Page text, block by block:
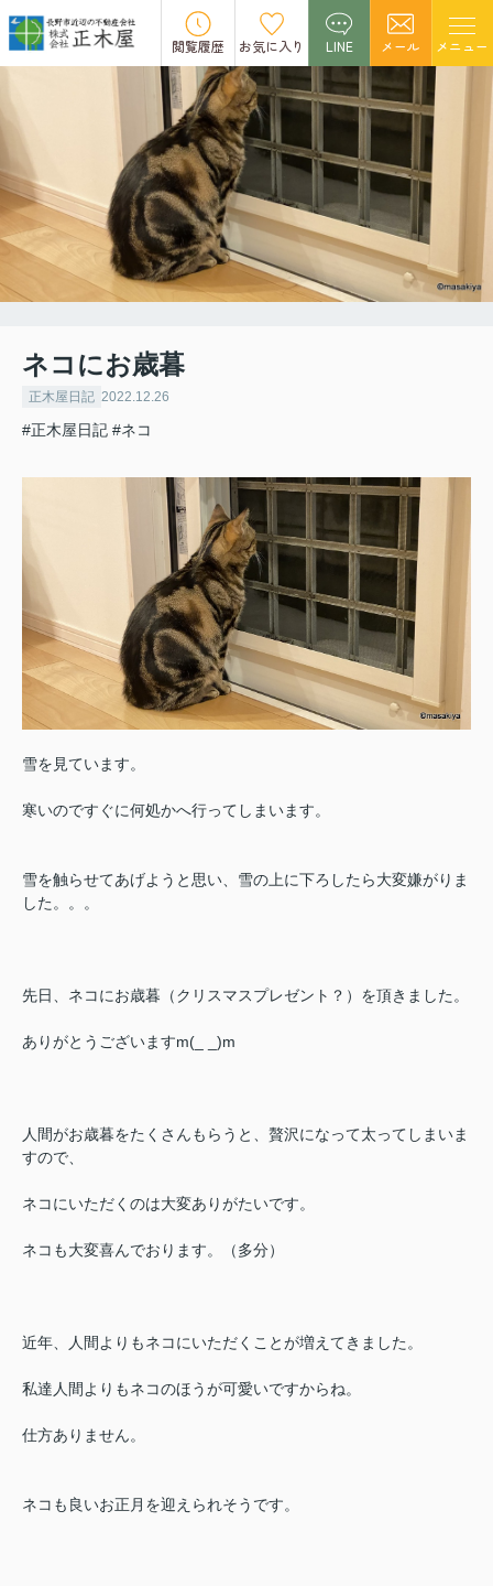
閲覧履歴 お気に入り LINE メール メニュー
ネコにお歳暮
正木屋日記 2022.12.26
#正木屋日記 #ネコ
雪を見ています。
寒いのですぐに何処かへ行ってしまいます。
雪を触らせてあげようと思い、雪の上に下ろしたら大変嫌がりま
した。。。
先日、ネコにお歳暮（クリスマスプレゼント？）を頂きました。
ありがとうございますm(_ _)m
人間がお歳暮をたくさんもらうと、贅沢になって太ってしまいま
すので、
ネコにいただくのは大変ありがたいです。
ネコも大変喜んでおります。（多分）
近年、人間よりもネコにいただくことが増えてきました。
私達人間よりもネコのほうが可愛いですからね。
仕方ありません。
ネコも良いお正月を迎えられそうです。